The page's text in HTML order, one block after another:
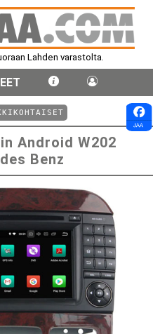
Lahden varastolta.
Android W202
Benz